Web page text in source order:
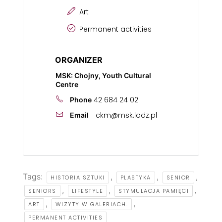
Art
Permanent activities
ORGANIZER
MSK: Chojny, Youth Cultural
Centre
Phone 42 684 24 02
Email ckm@msk.lodz.pl
Tags: HISTORIA SZTUKI , PLASTYKA , SENIOR ,
SENIORS , LIFESTYLE , STYMULACJA PAMIĘCI ,
ART , WIZYTY W GALERIACH. ,
PERMANENT ACTIVITIES